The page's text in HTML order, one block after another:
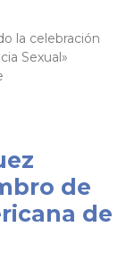
la celebración
Sexual»
de
de